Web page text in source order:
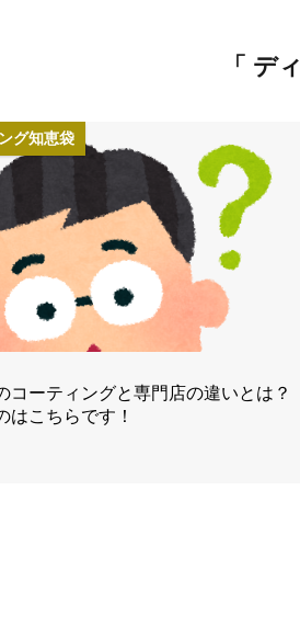
「 デ
グ知恵袋
コーティングと専門店の違いとは？
はこちらです！